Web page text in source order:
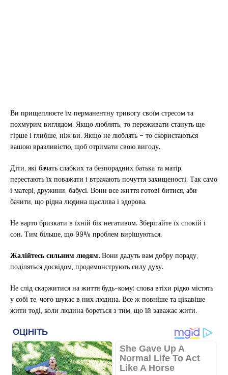
Ви прищеплюєте їм перманентну тривогу своїм стресом та
похмурим виглядом. Якщо люблять, то переживати стануть ще
гірше і глибше, ніж ви. Якщо не люблять – то скористаються
вашою вразливістю, щоб отримати свою вигоду.
Діти, які бачать слабких та безпорадних батька та матір,
перестають їх поважати і втрачають почуття захищеності. Так само
і матері, дружини, бабусі. Вони все життя готові битися, аби
бачити, що рідна людина щаслива і здорова.
Не варто бризкати в їхній бік негативом. Зберігайте їх спокій і
сон. Тим більше, що 99% проблем вирішуються.
Жалійтесь сильним людям.Вони дадуть вам добру пораду,
поділяться досвідом, продемонструють силу духу.
Не слід скаржитися на життя будь-кому: слова втіхи рідко містять
у собі те, чого шукає в них людина. Все ж повніше та цікавіше
жити тоді, коли людина бореться з тим, що їй заважає жити.